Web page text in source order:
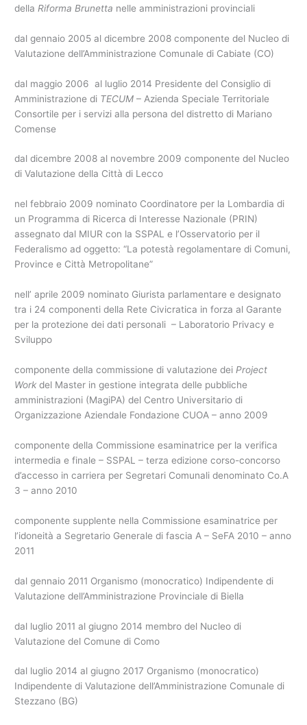
della Riforma Brunetta nelle amministrazioni provinciali
dal gennaio 2005 al dicembre 2008 componente del Nucleo di
Valutazione dell’Amministrazione Comunale di Cabiate (CO)
dal maggio 2006 al luglio 2014 Presidente del Consiglio di
Amministrazione di TECUM – Azienda Speciale Territoriale
Consortile per i servizi alla persona del distretto di Mariano
Comense
dal dicembre 2008 al novembre 2009 componente del Nucleo
di Valutazione della Città di Lecco
nel febbraio 2009 nominato Coordinatore per la Lombardia di
un Programma di Ricerca di Interesse Nazionale (PRIN)
assegnato dal MIUR con la SSPAL e l’Osservatorio per il
Federalismo ad oggetto: “La potestà regolamentare di Comuni,
Province e Città Metropolitane”
nell’ aprile 2009 nominato Giurista parlamentare e designato
tra i 24 componenti della Rete Civicratica in forza al Garante
per la protezione dei dati personali – Laboratorio Privacy e
Sviluppo
componente della commissione di valutazione dei Project
Workdel Master in gestione integrata delle pubbliche
amministrazioni (MagiPA) del Centro Universitario di
Organizzazione Aziendale Fondazione CUOA – anno 2009
componente della Commissione esaminatrice per la verifica
intermedia e finale – SSPAL – terza edizione corso-concorso
d’accesso in carriera per Segretari Comunali denominato Co.A
3 – anno 2010
componente supplente nella Commissione esaminatrice per
l’idoneità a Segretario Generale di fascia A – SeFA 2010 – anno
2011
dal gennaio 2011 Organismo (monocratico) Indipendente di
Valutazione dell’Amministrazione Provinciale di Biella
dal luglio 2011 al giugno 2014 membro del Nucleo di
Valutazione del Comune di Como
dal luglio 2014 al giugno 2017 Organismo (monocratico)
Indipendente di Valutazione dell’Amministrazione Comunale di
Stezzano (BG)